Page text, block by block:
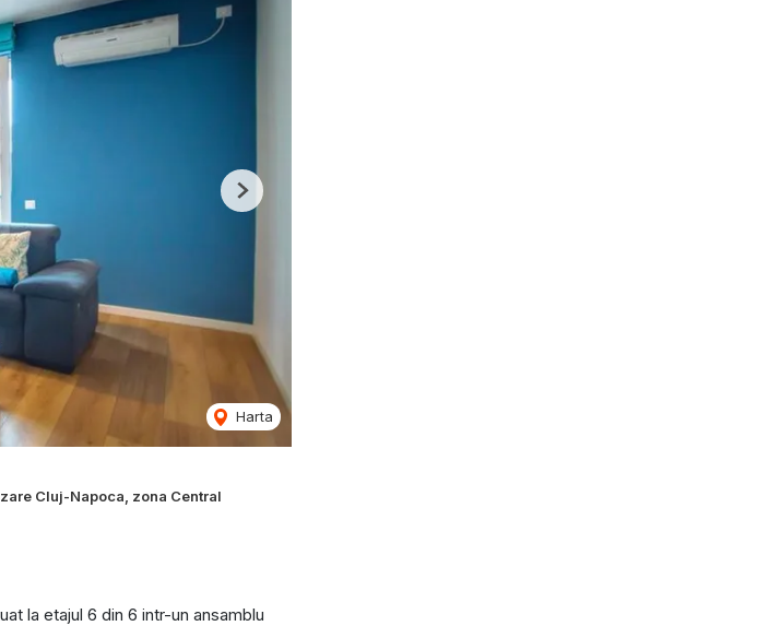
Harta
Next
Cluj-Napoca, zona Central
la etajul 6 din 6 intr-un ansamblu